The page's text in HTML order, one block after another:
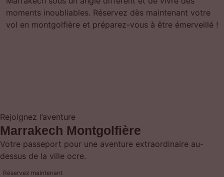
moments inoubliables. Réservez dès maintenant votre
vol en montgolfière et préparez-vous à être émerveillé !
Rejoignez l’aventure
Marrakech Montgolfière
Votre passeport pour une aventure extraordinaire au-
dessus de la ville ocre.
Réservez maintenant